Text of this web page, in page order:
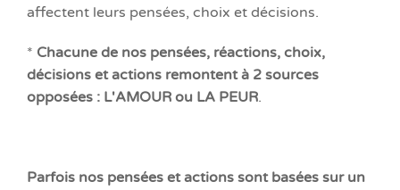
affectent leurs pensées, choix et décisions.
* Chacune de nos pensées, réactions, choix,
décisions et actions remontent à 2 sources
opposées : L'AMOUR ou LA PEUR.
Parfois nos pensées et actions sont basées sur un